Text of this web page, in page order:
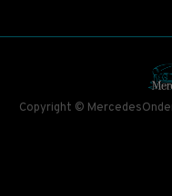
Copyright ©